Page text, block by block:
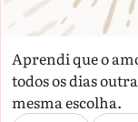
Aprendi que o
todos os dias
mesma escolha.